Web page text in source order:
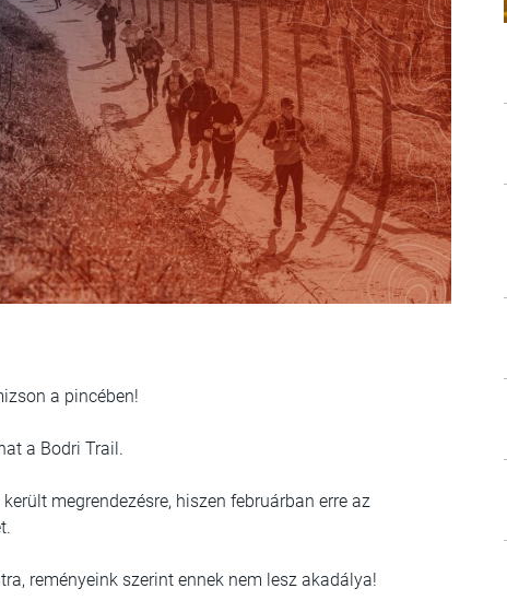
a pincében!
a Bodri Trail.
megrendezésre, hiszen februárban erre az
reményeink szerint ennek nem lesz akadálya!